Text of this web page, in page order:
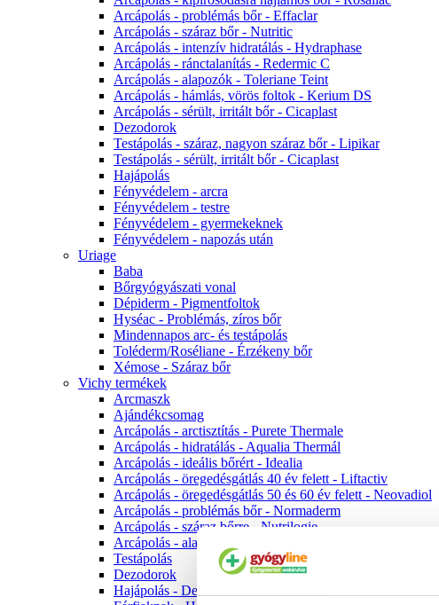
Arcápolás - problémás bőr - Effaclar
Arcápolás - száraz bőr - Nutritic
Arcápolás - intenzív hidratálás - Hydraphase
Arcápolás - ránctalanítás - Redermic C
Arcápolás - alapozók - Toleriane Teint
Arcápolás - hámlás, vörös foltok - Kerium DS
Arcápolás - sérült, irritált bőr - Cicaplast
Dezodorok
Testápolás - száraz, nagyon száraz bőr - Lipikar
Testápolás - sérült, irritált bőr - Cicaplast
Hajápolás
Fényvédelem - arcra
Fényvédelem - testre
Fényvédelem - gyermekeknek
Fényvédelem - napozás után
Uriage
Baba
Bőrgyógyászati vonal
Dépiderm - Pigmentfoltok
Hyséac - Problémás, zíros bőr
Mindennapos arc- és testápolás
Toléderm/Roséliane - Érzékeny bőr
Xémose - Száraz bőr
Vichy termékek
Arcmaszk
Ajándékcsomag
Arcápolás - arctisztítás - Purete Thermale
Arcápolás - hidratálás - Aqualia Thermál
Arcápolás - ideális bőrért - Idealia
Arcápolás - öregedésgátlás 40 év felett - Liftactiv
Arcápolás - öregedésgátlás 50 és 60 év felett - Neovadiol
Arcápolás - problémás bőr - Normaderm
Arcápolás - száraz bőrre - Nutrilogie
Arcápolás - alapozók
Testápolás
Dezodorok
Hajápolás - Dercos